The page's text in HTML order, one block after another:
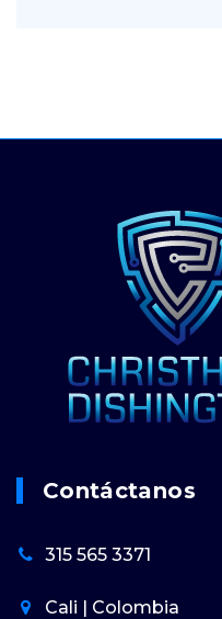
Contáctanos
315 565 3371
Cali | Colombia